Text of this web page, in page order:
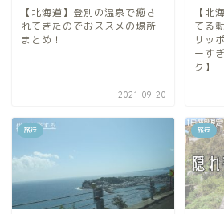
【北海道】登別の温泉で癒さ
れてきたのでおススメの場所
まとめ！
2021-09-20
【北
てる
サッ
ーす
ク】
旅行 旅行